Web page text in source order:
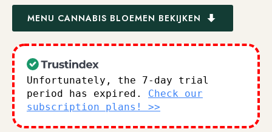
MENU CANNABIS BLOEMEN BEKIJKEN
Unfortunately, the 7-day trial
period has expired. Check our
subscription plans! >>